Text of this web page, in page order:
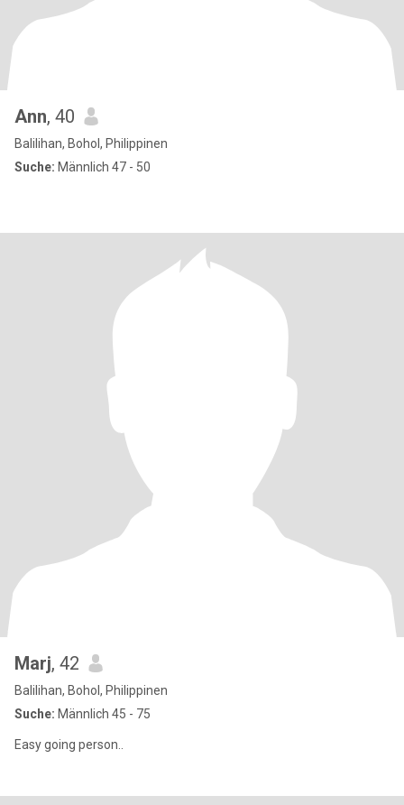
Ann, 40
Balilihan, Bohol, Philippinen
Suche: Männlich 47 - 50
Marj, 42
Balilihan, Bohol, Philippinen
Suche: Männlich 45 - 75
Easy going person..